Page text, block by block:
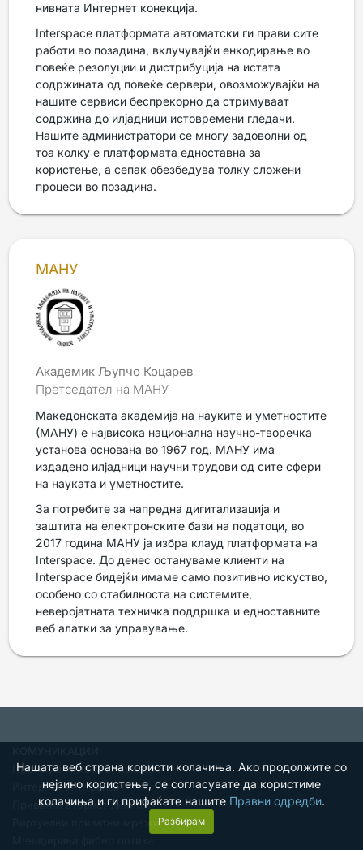
нивната Интернет конекција.
Interspace платформата автоматски ги прави сите
работи во позадина, вклучувајќи енкодирање во
повеќе резолуции и дистрибуција на истата
содржината од повеќе сервери, овозможувајќи на
нашите сервиси беспрекорно да стримуваат
содржина до илјадници истовремени гледачи.
Нашите администратори се многу задоволни од
тоа колку е платформата едноставна за
користење, а сепак обезбедува толку сложени
процеси во позадина.
МАНУ
Академик Љупчо Коцарев
Претседател на МАНУ
Македонската академија на науките и уметностите
(МАНУ) е највисока национална научно-творечка
установа основана во 1967 год. МАНУ има
издадено илјадници научни трудови од сите сфери
на науката и уметностите.
За потребите за напредна дигитализација и
заштита на електронските бази на податоци, во
2017 година МАНУ ја избра клауд платформата на
Interspace. До денес остануваме клиенти на
Interspace бидејќи имаме само позитивно искуство,
особено со стабилноста на системите,
неверојатната техничка поддршка и едноставните
веб алатки за управување.
Премиум Интернет пристап
Интернет ИП транзит
Приватни етернет линии
Виртуелни приватни мрежи
Нашата веб страна користи колачиња. Ако продолжите со
нејзино користење, се согласувате да користиме
колачиња и ги прифаќате нашите Правни одредби.
Разбирам